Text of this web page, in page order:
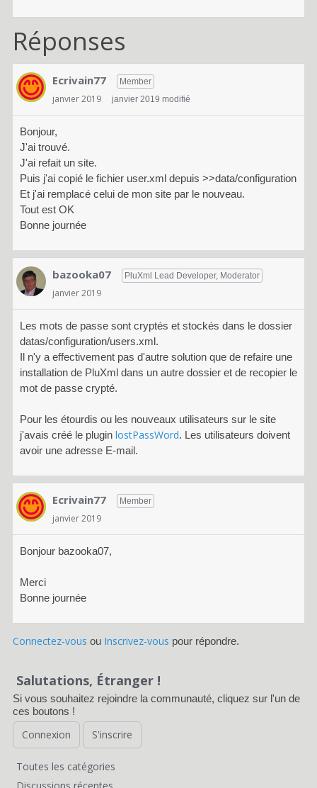
Réponses
Ecrivain77 Member
janvier 2019 janvier 2019 modifié
Bonjour,
J'ai trouvé.
J'ai refait un site.
Puis j'ai copié le fichier user.xml depuis >>data/configuration
Et j'ai remplacé celui de mon site par le nouveau.
Tout est OK
Bonne journée
bazooka07 PluXml Lead Developer, Moderator
janvier 2019
Les mots de passe sont cryptés et stockés dans le dossier
datas/configuration/users.xml.
Il n'y a effectivement pas d'autre solution que de refaire une
installation de PluXml dans un autre dossier et de recopier le
mot de passe crypté.
Pour les étourdis ou les nouveaux utilisateurs sur le site
j'avais créé le plugin lostPassWord. Les utilisateurs doivent
avoir une adresse E-mail.
Ecrivain77 Member
janvier 2019
Bonjour bazooka07,
Merci
Bonne journée
Connectez-vous ou Inscrivez-vous pour répondre.
Salutations, Étranger !
Si vous souhaitez rejoindre la communauté, cliquez sur l'un de
ces boutons !
Connexion S'inscrire
Toutes les catégories